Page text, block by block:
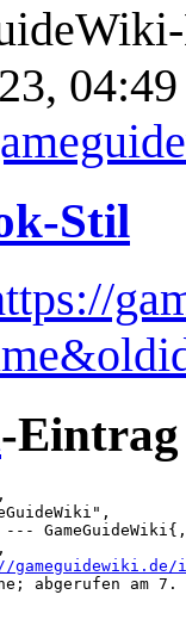
Stil
-Eintrag
abgerufen am 7.